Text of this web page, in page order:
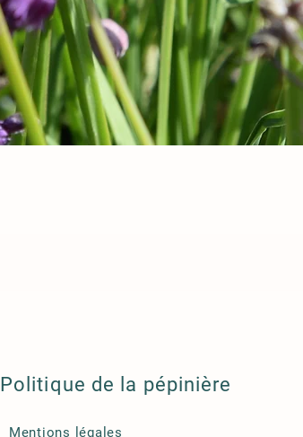
Politique de la pépinière
Mentions légales